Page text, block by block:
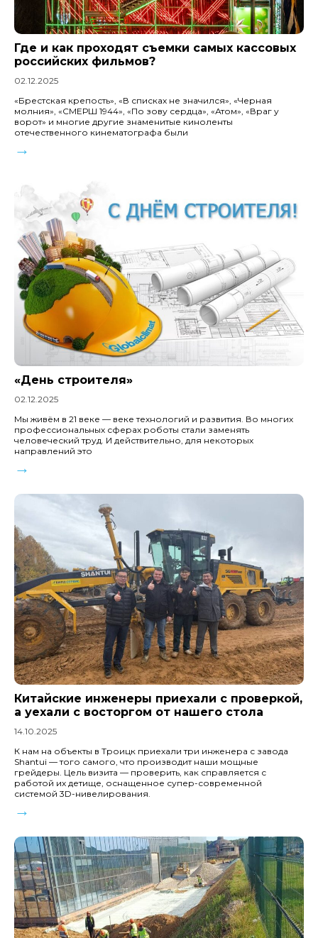
Где и как проходят съемки самых кассовых
российских фильмов?
02.12.2025
«Брестская крепость», «В списках не значился», «Черная
молния», «СМЕРШ 1944», «По зову сердца», «Атом», «Враг у
ворот» и многие другие знаменитые киноленты
отечественного кинематографа были
→
«День строителя»
02.12.2025
Мы живём в 21 веке — веке технологий и развития. Во многих
профессиональных сферах роботы стали заменять
человеческий труд. И действительно, для некоторых
направлений это
→
Китайские инженеры приехали с проверкой,
а уехали с восторгом от нашего стола
14.10.2025
К нам на объекты в Троицк приехали три инженера с завода
Shantui — того самого, что производит наши мощные
грейдеры. Цель визита — проверить, как справляется с
работой их детище, оснащенное супер-современной
системой 3D-нивелирования.
→